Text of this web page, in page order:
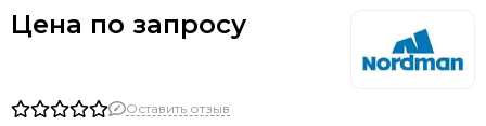
Цена по запросу
Оставить отзыв